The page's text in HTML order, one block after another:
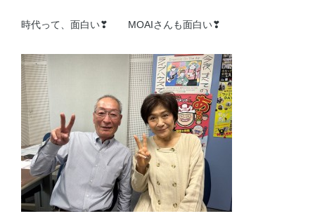
時代って、面白い❣ MOAIさんも面白い❣